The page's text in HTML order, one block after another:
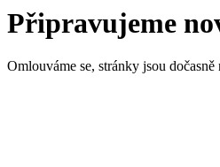
Připravujeme
Omlouváme se, stránky jsou dočasně